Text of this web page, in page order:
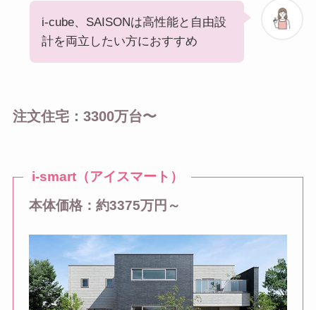
i-cube、SAISONは高性能と自由設
計を両立したい方におすすめ
注文住宅：3300万台〜
i-smart（アイスマート）
本体価格：約3375万円～